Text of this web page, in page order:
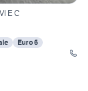
E C
Euro 6